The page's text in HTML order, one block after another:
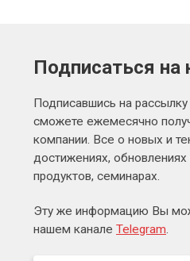
Подписаться на
Подписавшись на
сможете ежемесячно
компании. Все о новых и
достижениях,
продуктов, семинарах.
Эту же информацию Вы
нашем канале Telegram.